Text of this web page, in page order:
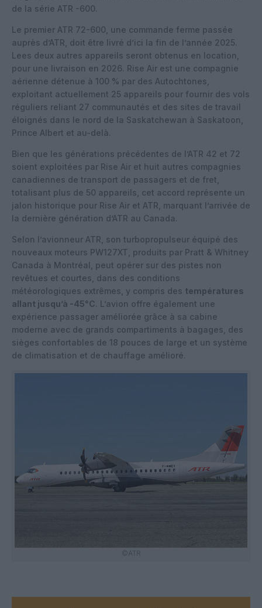
de la série ATR -600.
Le premier ATR 72-600, une commande ferme passée
auprès d’ATR, doit être livré d’ici la fin de l’année 2025.
Lees deux autres appareils seront obtenus en location,
pour une livraison en 2026. Rise Air est une compagnie
aérienne détenue à 100 % par des Autochtones,
exploitant actuellement 25 appareils pour fournir des vols
réguliers reliant 27 communautés et des sites de travail
éloignés dans le nord de la Saskatchewan à Saskatoon,
Prince Albert et au-delà.
Bien que les générations précédentes de l’ATR 42 et 72
soient exploitées par Rise Air et huit autres compagnies
canadiennes de transport de passagers et de fret,
totalisant plus de 50 appareils, cet accord représente un
jalon historique pour Rise Air et ATR, marquant l’arrivée de
la dernière génération d’ATR au Canada.
Selon l’avionneur ATR, son turbopropulseur équipé des
nouveaux moteurs PW127XT, produits par Pratt & Whitney
Canada à Montréal, peut opérer sur des pistes non
revêtues et courtes, dans des conditions
météorologiques extrêmes, y compris des températures
allant jusqu’à -45°C. L’avion offre également une
expérience passager améliorée grâce à sa cabine
moderne avec de grands compartiments à bagages, des
sièges confortables de 18 pouces de large et un système
de climatisation et de chauffage amélioré.
©ATR